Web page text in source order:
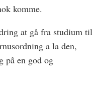
komme.
at gå fra studium til
a la den,
på en god og